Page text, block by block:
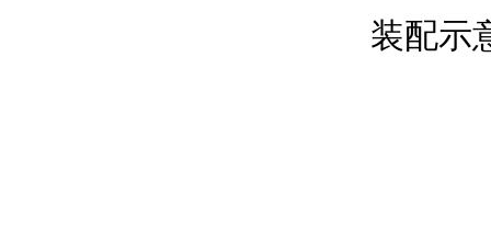
装配示